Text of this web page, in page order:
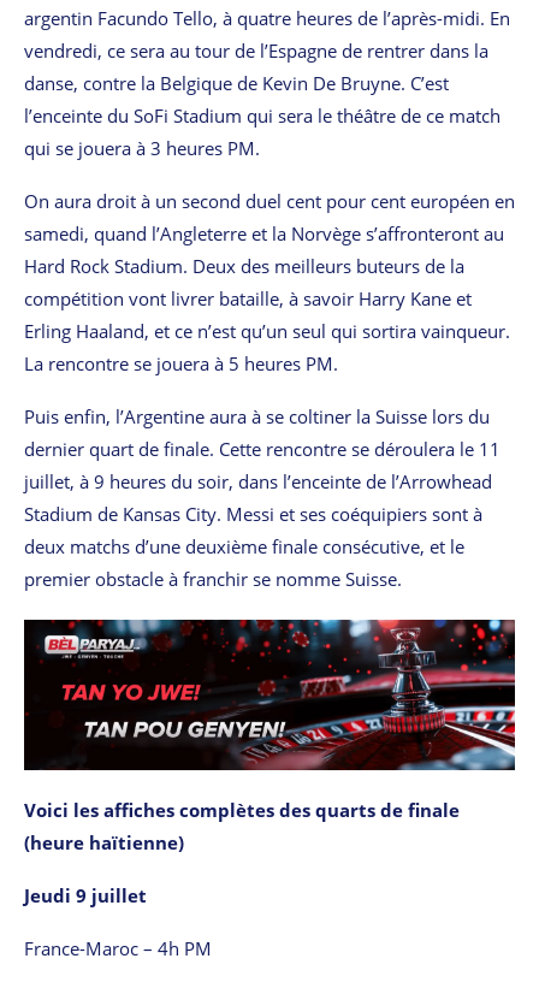
argentin Facundo Tello, à quatre heures de l’après-midi. En
vendredi, ce sera au tour de l’Espagne de rentrer dans la
danse, contre la Belgique de Kevin De Bruyne. C’est
l’enceinte du SoFi Stadium qui sera le théâtre de ce match
qui se jouera à 3 heures PM.
On aura droit à un second duel cent pour cent européen en
samedi, quand l’Angleterre et la Norvège s’affronteront au
Hard Rock Stadium. Deux des meilleurs buteurs de la
compétition vont livrer bataille, à savoir Harry Kane et
Erling Haaland, et ce n’est qu’un seul qui sortira vainqueur.
La rencontre se jouera à 5 heures PM.
Puis enfin, l’Argentine aura à se coltiner la Suisse lors du
dernier quart de finale. Cette rencontre se déroulera le 11
juillet, à 9 heures du soir, dans l’enceinte de l’Arrowhead
Stadium de Kansas City. Messi et ses coéquipiers sont à
deux matchs d’une deuxième finale consécutive, et le
premier obstacle à franchir se nomme Suisse.
Voici les affiches complètes des quarts de finale
(heure haïtienne)
Jeudi 9 juillet
France-Maroc – 4h PM